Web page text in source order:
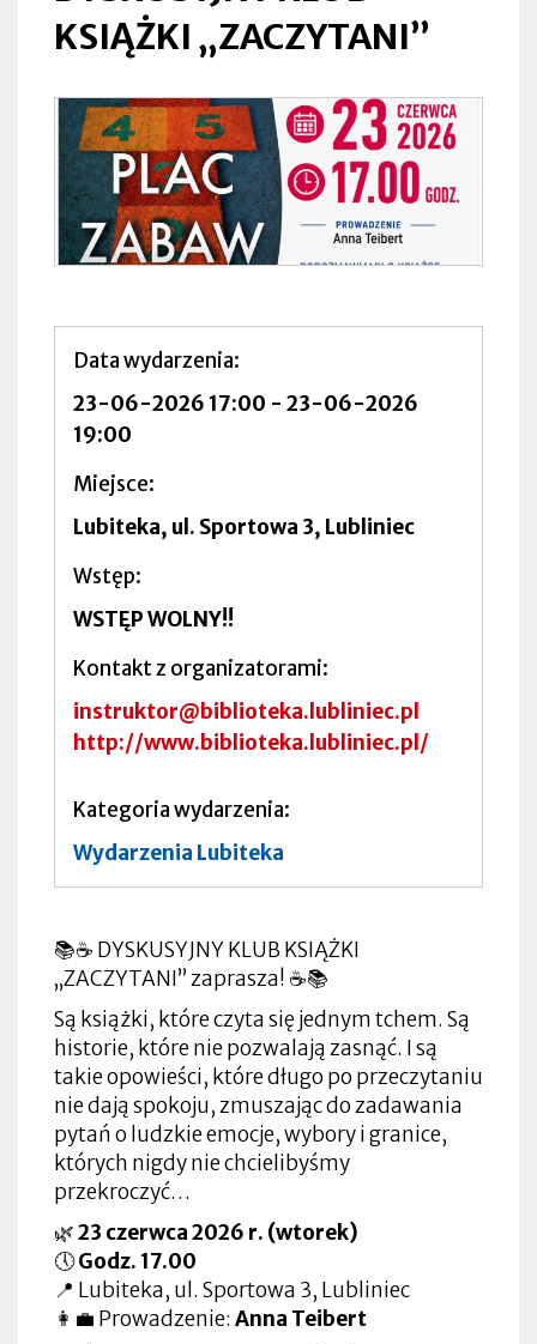
KSIĄŻKI „ZACZYTANI”
Data wydarzenia
23-06-2026 17:00 - 23-06-2026
19:00
Miejsce
Lubiteka, ul. Sportowa 3, Lubliniec
Wstęp
WSTĘP WOLNY!!
Kontakt z organizatorami
instruktor@biblioteka.lubliniec.pl
http://www.biblioteka.lubliniec.pl/
Kategoria wydarzenia
Wydarzenia Lubiteka
📚☕ DYSKUSYJNY KLUB KSIĄŻKI
„ZACZYTANI” zaprasza! ☕📚
Są książki, które czyta się jednym tchem. Są
historie, które nie pozwalają zasnąć. I są
takie opowieści, które długo po przeczytaniu
nie dają spokoju, zmuszając do zadawania
pytań o ludzkie emocje, wybory i granice,
których nigdy nie chcielibyśmy
przekroczyć…
🌿23 czerwca 2026 r. (wtorek)
🕔Godz. 17.00
📍 Lubiteka, ul. Sportowa 3, Lubliniec
👩‍💼 Prowadzenie: Anna Teibert